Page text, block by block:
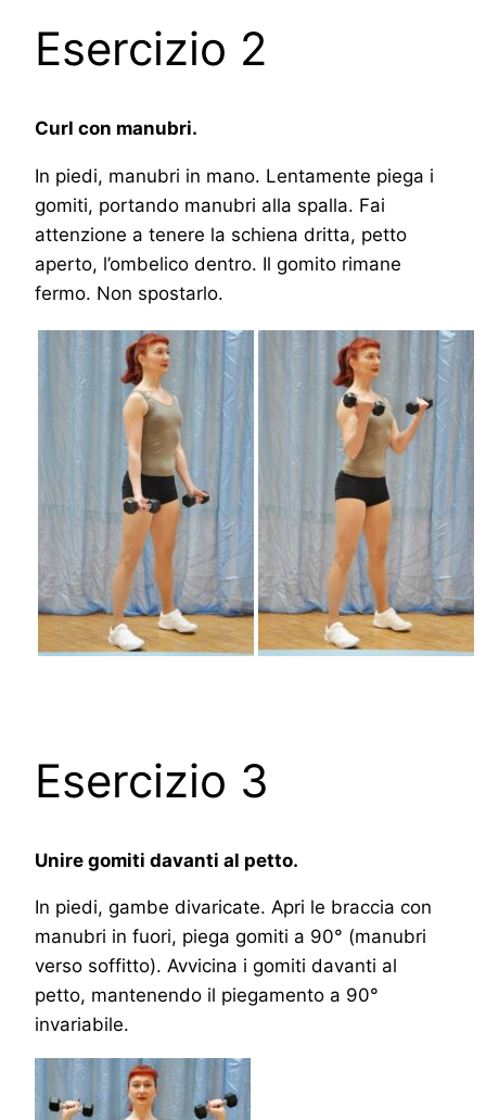
Esercizio 2
Curl con manubri.
In piedi, manubri in mano. Lentamente piega i
gomiti, portando manubri alla spalla. Fai
attenzione a tenere la schiena dritta, petto
aperto, l’ombelico dentro. Il gomito rimane
fermo. Non spostarlo.
Esercizio 3
Unire gomiti davanti al petto.
In piedi, gambe divaricate. Apri le braccia con
manubri in fuori, piega gomiti a 90° (manubri
verso soffitto). Avvicina i gomiti davanti al
petto, mantenendo il piegamento a 90°
invariabile.